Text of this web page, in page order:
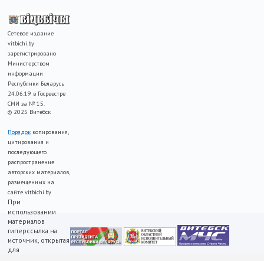
Сетевое издание
vitbichi.by
зарегистрировано
Министерством
информации
Республики Беларусь
24.06.19 в Госреестре
СМИ за № 15.
© 2025 Витебск
Порядок копирования,
цитирования и
последующего
распространение
авторских материалов,
размещенных на
сайте vitbichi.by
При
использовании
материалов
гиперссылка на
источник, открытая
для